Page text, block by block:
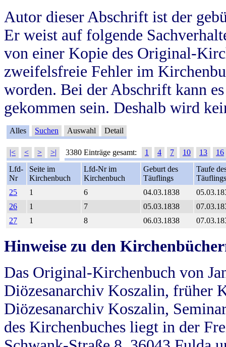
Autor dieser Abschrift ist der
Er weist auf folgende
von einer Kopie des Original-
zweifelsfreie Fehler im
worden. Bei der Abschrift kann
gekommen sein. Deshalb wird
Alles Suchen Auswahl Detail
|< < > >| 3380 Einträge gesamt: 1 4 7 10 13
16
Lfd-
Nr
Seite im
Kirchenbuch
Lfd-Nr im
Kirchenbuch
Geburt des
Täuflings
Taufe
Täuflings
25
1 6 04.03.1838
26
1 7 05.03.1838
27
1 8 06.03.1838
Hinweise zu den
Das Original-Kirchenbuch von
Diözesanarchiv Koszalin, früher
Diözesanarchiv Koszalin,
des Kirchenbuches liegt in der